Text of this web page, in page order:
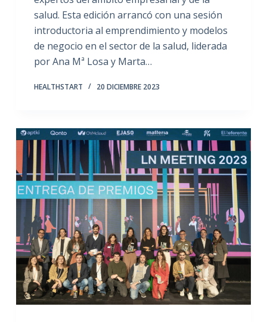
salud. Esta edición arrancó con una sesión
introductoria al emprendimiento y modelos
de negocio en el sector de la salud, liderada
por Ana Mª Losa y Marta…
HEALTHSTART 20 DICIEMBRE 2023